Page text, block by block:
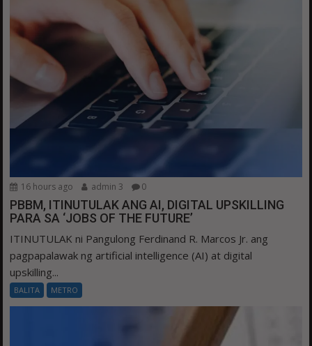
16 hours ago admin 3 0
PBBM, ITINUTULAK ANG AI, DIGITAL UPSKILLING
PARA SA ‘JOBS OF THE FUTURE’
ITINUTULAK ni Pangulong Ferdinand R. Marcos Jr. ang
pagpapalawak ng artificial intelligence (AI) at digital
upskilling...
BALITA METRO